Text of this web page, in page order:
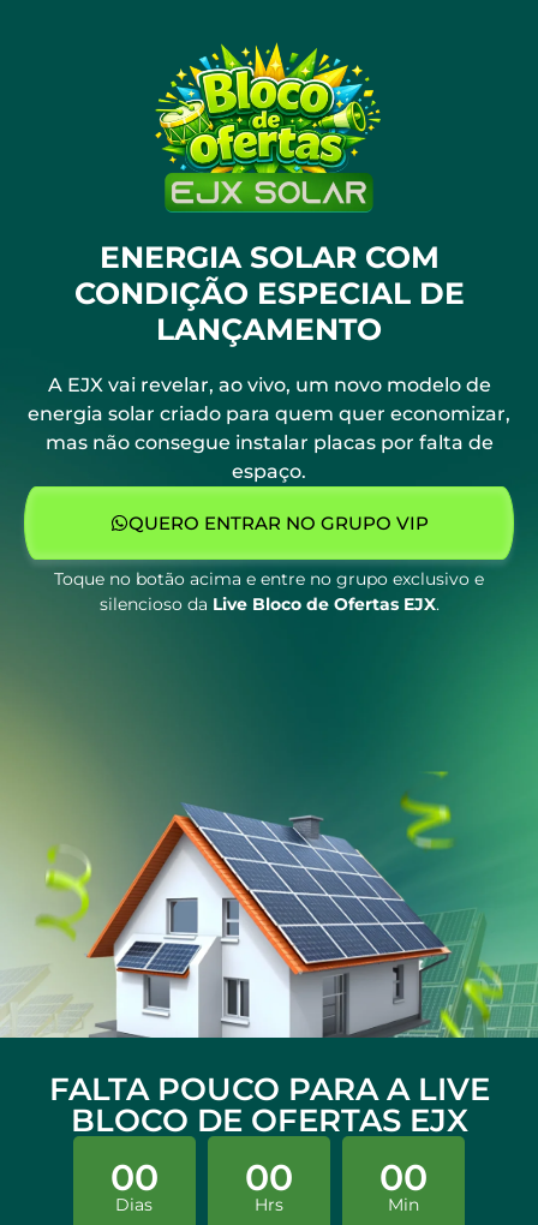
ENERGIA SOLAR COM
CONDIÇÃO ESPECIAL DE
LANÇAMENTO
A EJX vai revelar, ao vivo, um novo modelo de
energia solar criado para quem quer economizar,
mas não consegue instalar placas por falta de
espaço.
QUERO ENTRAR NO GRUPO VIP
Toque no botão acima e entre no grupo exclusivo e
silencioso da Live Bloco de Ofertas EJX.
FALTA POUCO PARA A LIVE
BLOCO DE OFERTAS EJX
00
Dias
00
Hrs
00
Min